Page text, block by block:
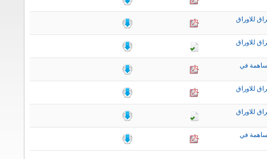
للاوراق
للاوراق
في
للاوراق
للاوراق
في